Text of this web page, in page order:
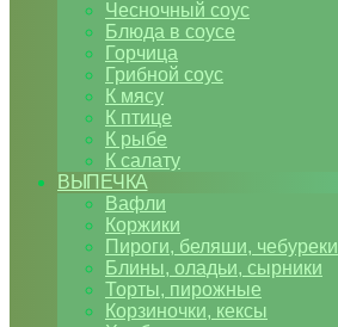
Чесночный соус
Блюда в соусе
Горчица
Грибной соус
К мясу
К птице
К рыбе
К салату
ВЫПЕЧКА
Вафли
Коржики
Пироги, беляши, чебуреки
Блины, оладьи, сырники
Торты, пирожные
Корзиночки, кексы